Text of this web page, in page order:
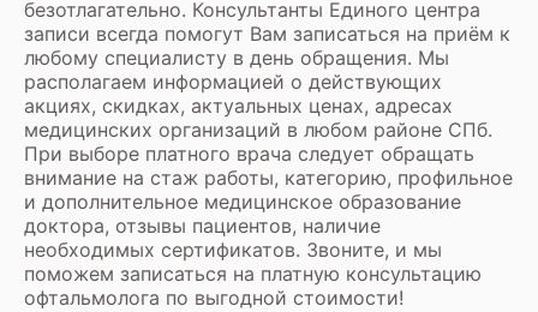
безотлагательно. Консультанты Единого центра
записи всегда помогут Вам записаться на приём к
любому специалисту в день обращения. Мы
располагаем информацией о действующих
акциях, скидках, актуальных ценах, адресах
медицинских организаций в любом районе СПб.
При выборе платного врача следует обращать
внимание на стаж работы, категорию, профильное
и дополнительное медицинское образование
доктора, отзывы пациентов, наличие
необходимых сертификатов. Звоните, и мы
поможем записаться на платную консультацию
офтальмолога по выгодной стоимости!